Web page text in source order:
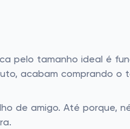
pelo tamanho ideal é
acabam comprando o
de amigo. Até porque,